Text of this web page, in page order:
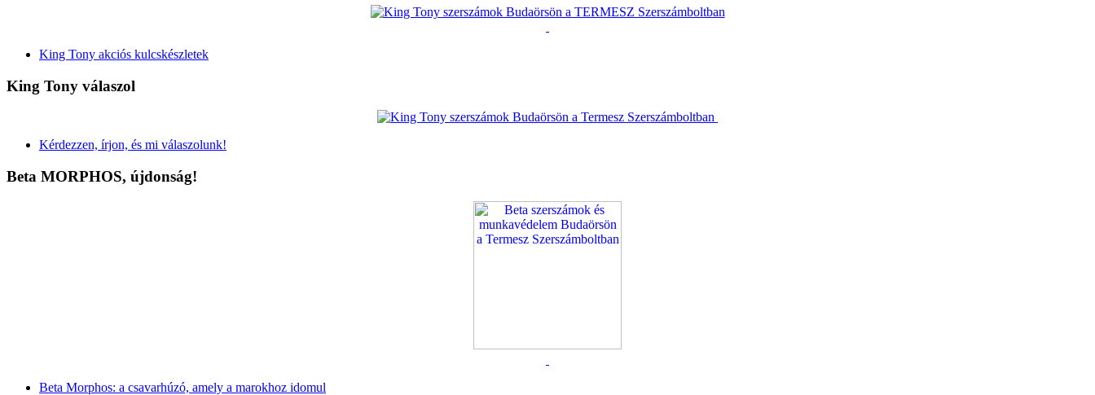
King Tony akciós kulcskészletek
King Tony válaszol
Kérdezzen, írjon, és mi válaszolunk!
Beta MORPHOS, újdonság!
Beta Morphos: a csavarhúzó, amely a marokhoz idomul